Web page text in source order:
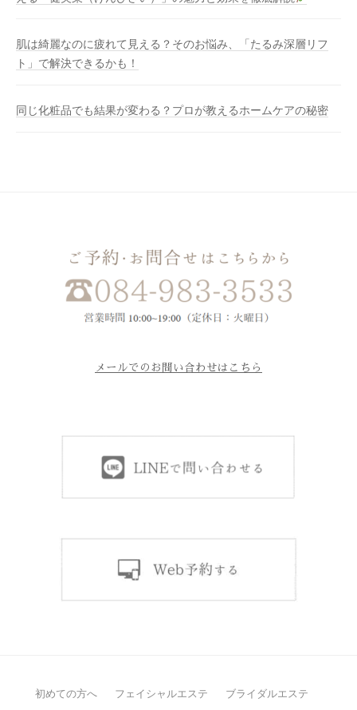
肌は綺麗なのに疲れて見える？そのお悩み、「たるみ深層リフ
ト」で解決できるかも！
同じ化粧品でも結果が変わる？プロが教えるホームケアの秘密
メールでのお問い合わせはこちら
初めての方へ フェイシャルエステ ブライダルエステ